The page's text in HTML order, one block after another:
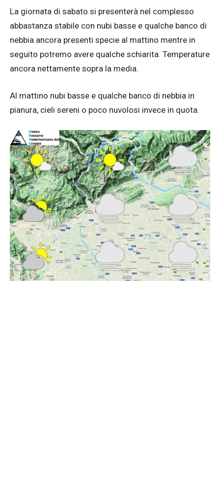
La giornata di sabato si presenterà nel complesso
abbastanza stabile con nubi basse e qualche banco di
nebbia ancora presenti specie al mattino mentre in
seguito potremo avere qualche schiarita. Temperature
ancora nettamente sopra la media.
Al mattino nubi basse e qualche banco di nebbia in
pianura, cieli sereni o poco nuvolosi invece in quota.